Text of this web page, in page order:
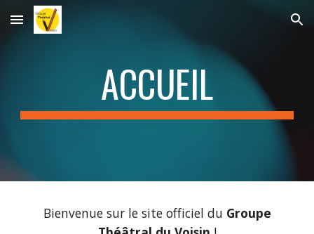
Skip to main content Skip to navigation
ACCUEIL
Bienvenue sur le site officiel du Groupe